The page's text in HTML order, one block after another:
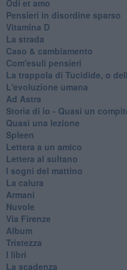
Odi et amo
Pensieri in disordine sparso
Vitamina D
La strada
Caso & cambiamento
Com'esuli pensieri
La trappola di Tucidide, o
L'evoluzione umana
Ad Astra
Storia di io - Quasi un
Quasi una lezione
Spleen
Lettera a un amico
Lettera al sultano
I sogni del mattino
La calura
Armani
Nuvole
Via Firenze
Album
Tristezza
I libri
La scadenza